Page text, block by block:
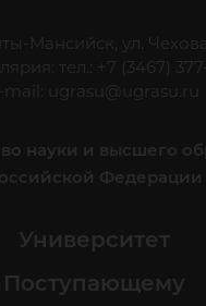
Мансийск, ул.
тел.: +7 (3467)
mail:
ugrasu@ugrasu.ru
науки и высшего
Федерации
Университет
Поступающему